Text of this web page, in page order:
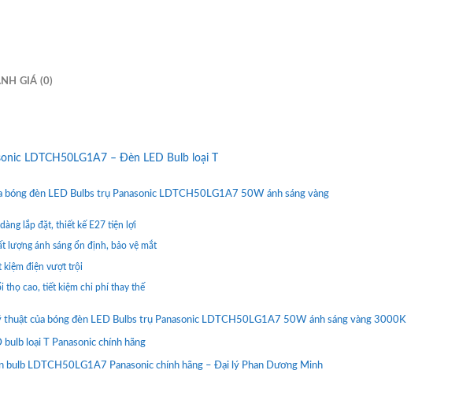
GIÁ (0)
LDTCH50LG1A7 – Đèn LED Bulb loại T
bóng đèn LED Bulbs trụ Panasonic LDTCH50LG1A7 50W ánh sáng vàng
dàng lắp đặt, thiết kế E27 tiện lợi
lượng ánh sáng ổn định, bảo vệ mắt
kiệm điện vượt trội
thọ cao, tiết kiệm chi phí thay thế
thuật của bóng đèn LED Bulbs trụ Panasonic LDTCH50LG1A7 50W ánh sáng vàng 3000K
bulb loại T Panasonic chính hãng
bulb LDTCH50LG1A7 Panasonic chính hãng – Đại lý Phan Dương Minh